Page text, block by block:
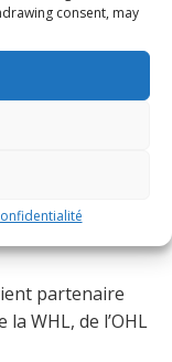
consent, may
la LCH
chandails
la LCH
partenaire
la WHL, de l’OHL